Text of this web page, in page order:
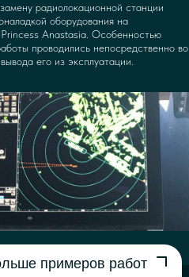
примеров работ
радиолокационной станции
оборудования на
Anastasia. Особенностью
проводились непосредственно во
его из эксплуатации.